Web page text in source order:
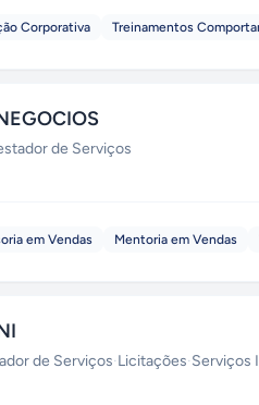
o conteúdo para atender às suas
Corporativa Treinamentos
de Serviços
em Vendas Mentoria em Vendas
de Serviços·Licitações·Serviços